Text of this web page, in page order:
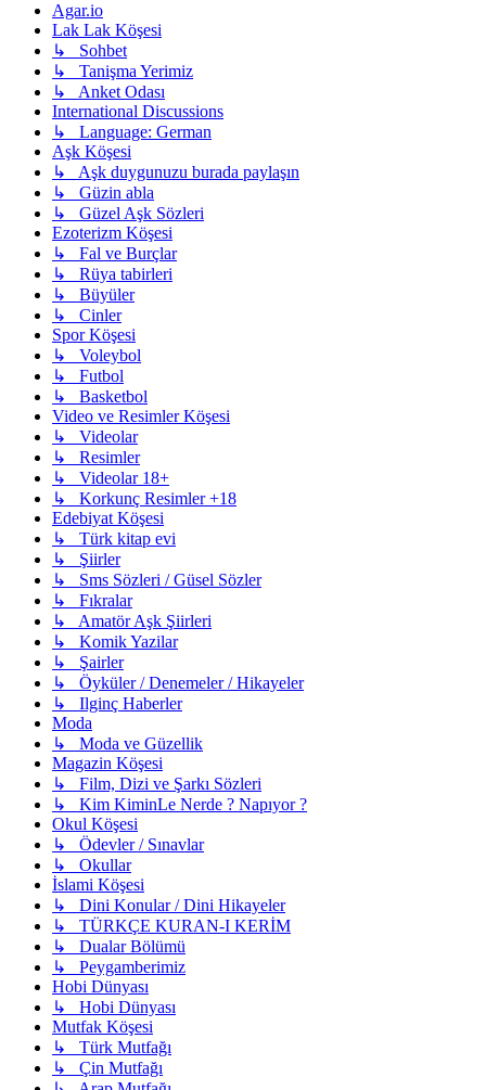
Agar.io
Lak Lak Köşesi
↳ Sohbet
↳ Tanişma Yerimiz
↳ Anket Odası
International Discussions
↳ Language: German
Aşk Köşesi
↳ Aşk duygunuzu burada paylaşın
↳ Güzin abla
↳ Güzel Aşk Sözleri
Ezoterizm Köşesi
↳ Fal ve Burçlar
↳ Rüya tabirleri
↳ Büyüler
↳ Cinler
Spor Köşesi
↳ Voleybol
↳ Futbol
↳ Basketbol
Video ve Resimler Köşesi
↳ Videolar
↳ Resimler
↳ Videolar 18+
↳ Korkunç Resimler +18
Edebiyat Köşesi
↳ Türk kitap evi
↳ Şiirler
↳ Sms Sözleri / Güsel Sözler
↳ Fıkralar
↳ Amatör Aşk Şiirleri
↳ Komik Yazilar
↳ Şairler
↳ Öyküler / Denemeler / Hikayeler
↳ Ilginç Haberler
Moda
↳ Moda ve Güzellik
Magazin Köşesi
↳ Film, Dizi ve Şarkı Sözleri
↳ Kim KiminLe Nerde ? Napıyor ?
Okul Köşesi
↳ Ödevler / Sınavlar
↳ Okullar
İslami Köşesi
↳ Dini Konular / Dini Hikayeler
↳ TÜRKÇE KURAN-I KERİM
↳ Dualar Bölümü
↳ Peygamberimiz
Hobi Dünyası
↳ Hobi Dünyası
Mutfak Köşesi
↳ Türk Mutfağı
↳ Çin Mutfağı